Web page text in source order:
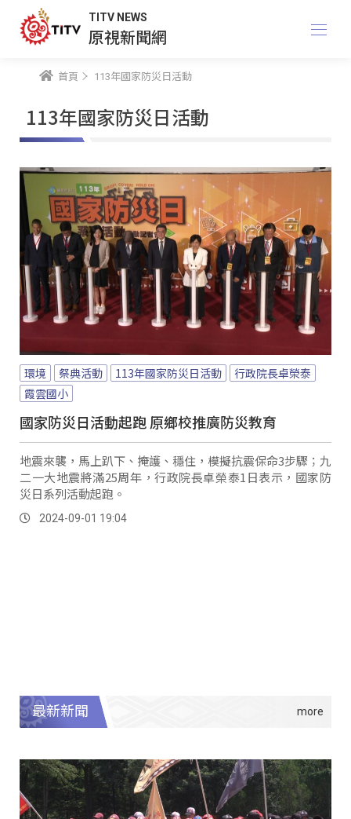
TITV NEWS
原視新聞網
首頁 113年國家防災日活動
113年國家防災日活動
環境 祭典活動 113年國家防災日活動
行政院長卓榮泰
霞雲國小
國家防災日活動起跑 原鄉校推廣防災教育
地震來襲，馬上趴下、掩護、穩住，模擬抗震保命3步驟；九
二一大地震將滿25周年，行政院長卓榮泰1日表示，國家防
災日系列活動起跑。
2024-09-01 19:04
最新新聞